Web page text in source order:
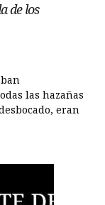
de los
las hazañas
eran